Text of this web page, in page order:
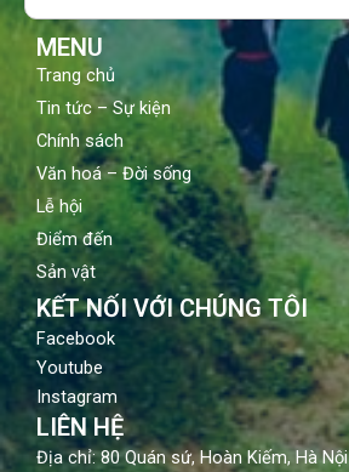
MENU
Trang chủ
Tin tức – Sự kiện
Chính sách
Văn hoá – Đời sống
Lễ hội
Điểm đến
Sản vật
KẾT NỐI VỚI CHÚNG TÔI
Facebook
Youtube
Instagram
LIÊN HỆ
Địa chỉ: 80 Quán sứ, Hoàn Kiếm, Hà Nội